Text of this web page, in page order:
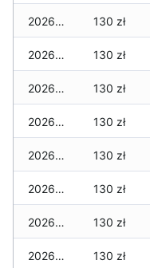
2026-06-05 130 zł
2026-06-04 130 zł
2026-06-03 130 zł
2026-06-02 130 zł
2026-06-01 130 zł
2026-05-31 130 zł
2026-05-30 130 zł
2026-05-29 130 zł